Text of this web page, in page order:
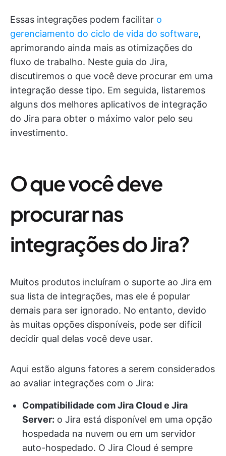
Essas integrações podem facilitar o
gerenciamento do ciclo de vida do software,
aprimorando ainda mais as otimizações do
fluxo de trabalho. Neste guia do Jira,
discutiremos o que você deve procurar em uma
integração desse tipo. Em seguida, listaremos
alguns dos melhores aplicativos de integração
do Jira para obter o máximo valor pelo seu
investimento.
O que você deve
procurar nas
integrações do Jira?
Muitos produtos incluíram o suporte ao Jira em
sua lista de integrações, mas ele é popular
demais para ser ignorado. No entanto, devido
às muitas opções disponíveis, pode ser difícil
decidir qual delas você deve usar.
Aqui estão alguns fatores a serem considerados
ao avaliar integrações com o Jira:
Compatibilidade com Jira Cloud e Jira
Server: o Jira está disponível em uma opção
hospedada na nuvem ou em um servidor
auto-hospedado. O Jira Cloud é sempre